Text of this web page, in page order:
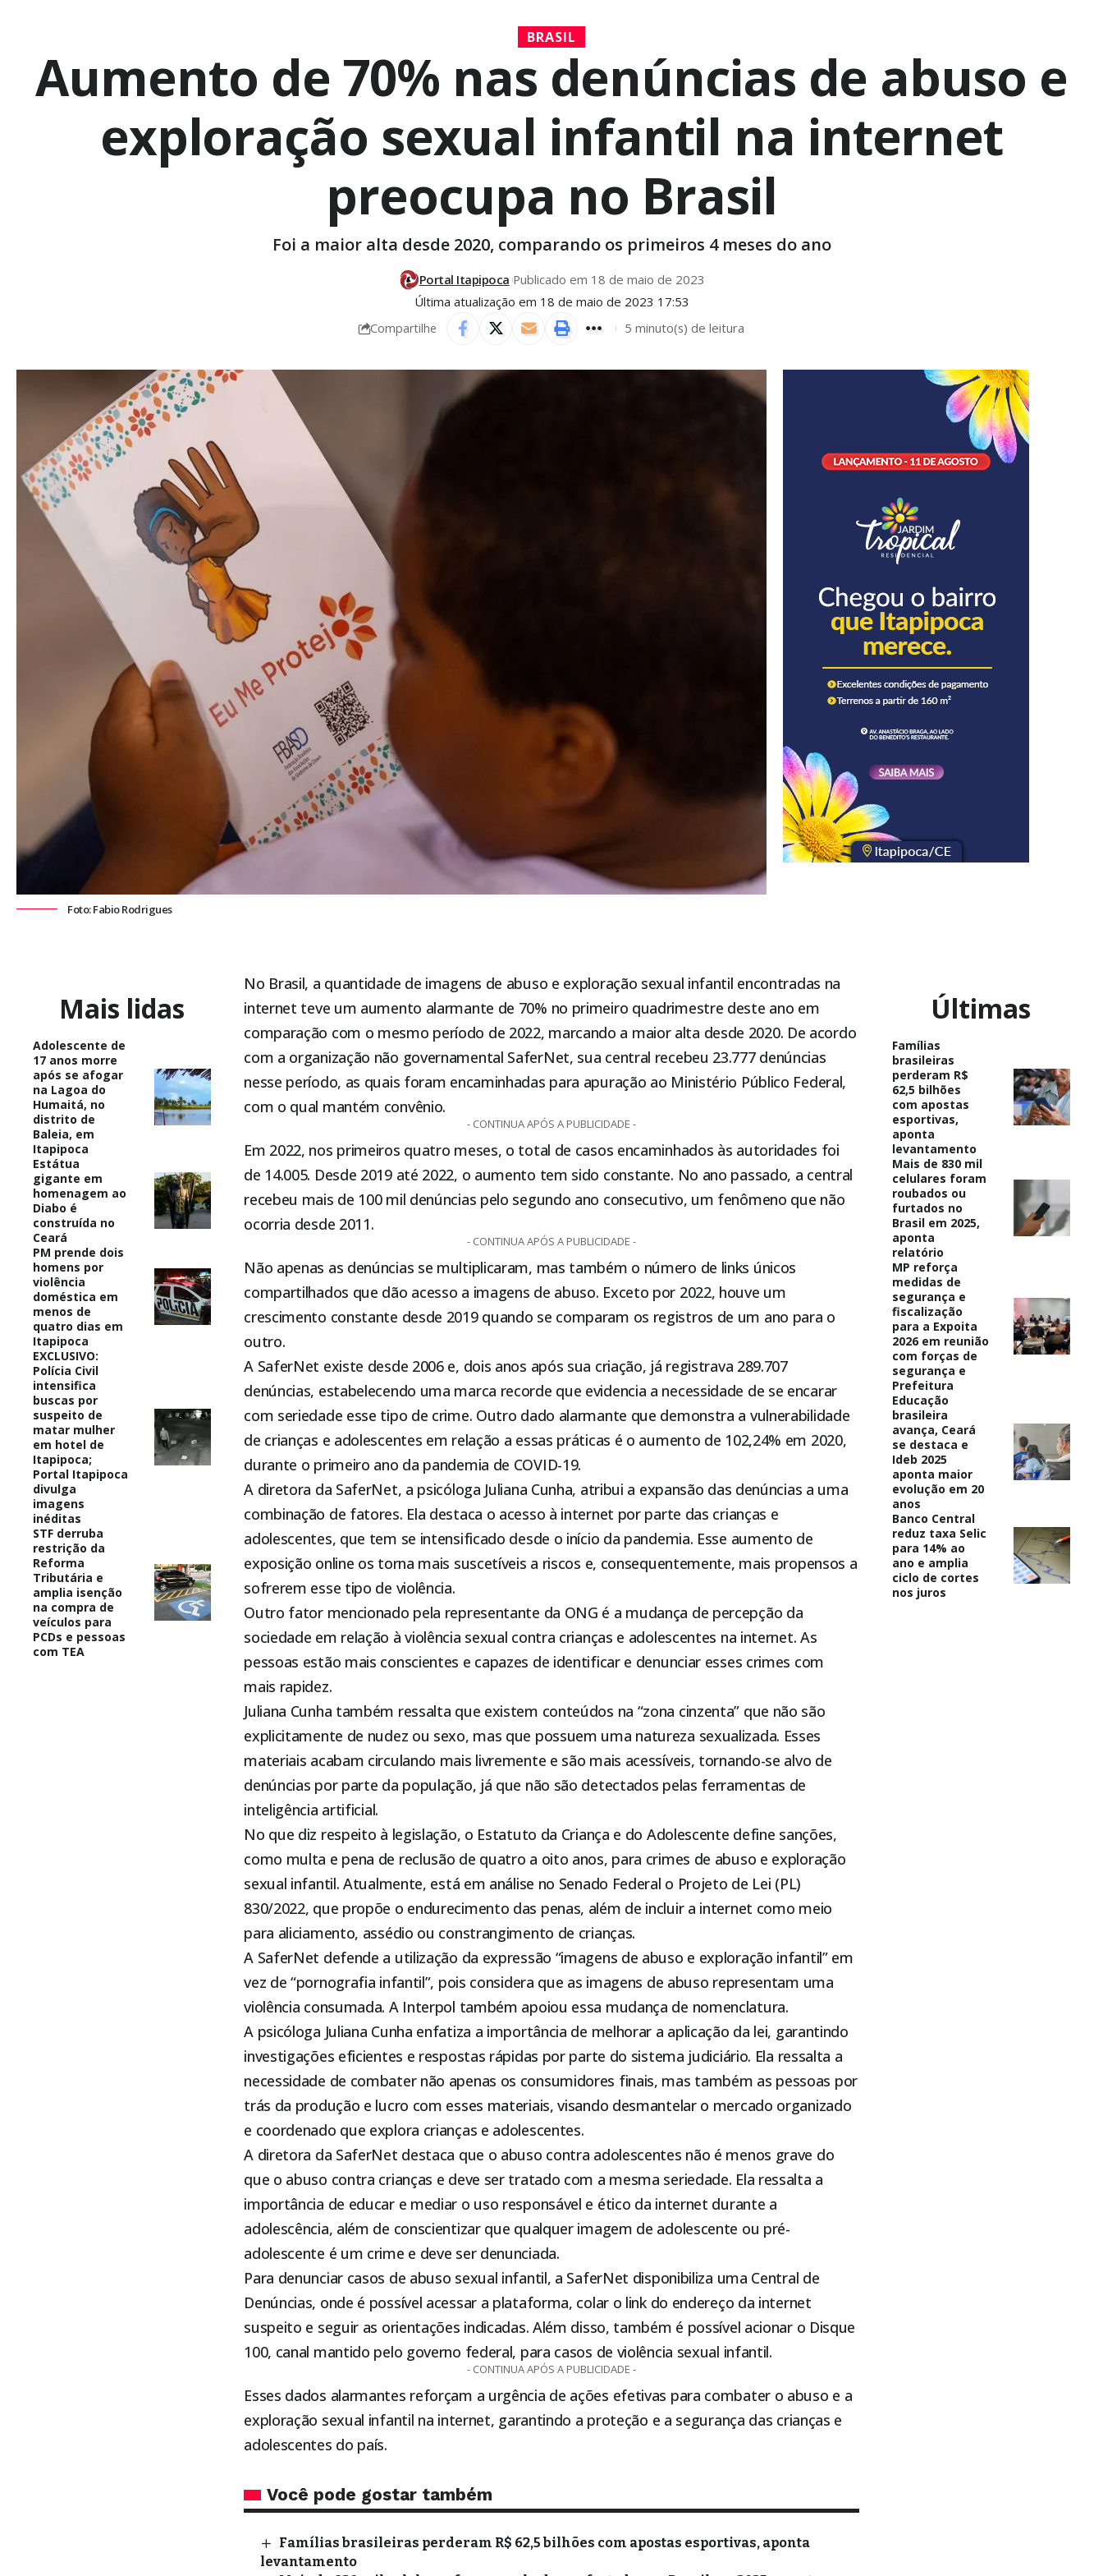
BRASIL
Aumento de 70% nas denúncias de abuso e
exploração sexual infantil na internet
preocupa no Brasil
Foi a maior alta desde 2020, comparando os primeiros 4 meses do ano
Última atualização em 18 de maio de 2023 17:53
Portal Itapipoca Publicado em 18 de maio de 2023
Compartilhe 5 minuto(s) de leitura
Foto: Fabio Rodrigues
Mais lidas
Adolescente de
17 anos morre
após se afogar
na Lagoa do
Humaitá, no
distrito de
Baleia, em
Itapipoca
Estátua
gigante em
homenagem ao
Diabo é
construída no
Ceará
PM prende dois
homens por
violência
doméstica em
menos de
quatro dias em
Itapipoca
EXCLUSIVO:
Polícia Civil
intensifica
buscas por
suspeito de
matar mulher
em hotel de
Itapipoca;
Portal Itapipoca
divulga
imagens
inéditas
STF derruba
restrição da
Reforma
Tributária e
amplia isenção
na compra de
veículos para
PCDs e pessoas
com TEA
No Brasil, a quantidade de imagens de abuso e exploração sexual infantil encontradas na
internet teve um aumento alarmante de 70% no primeiro quadrimestre deste ano em
comparação com o mesmo período de 2022, marcando a maior alta desde 2020. De acordo
com a organização não governamental SaferNet, sua central recebeu 23.777 denúncias
nesse período, as quais foram encaminhadas para apuração ao Ministério Público Federal,
com o qual mantém convênio.
- CONTINUA APÓS A PUBLICIDADE -
Em 2022, nos primeiros quatro meses, o total de casos encaminhados às autoridades foi
de 14.005. Desde 2019 até 2022, o aumento tem sido constante. No ano passado, a central
recebeu mais de 100 mil denúncias pelo segundo ano consecutivo, um fenômeno que não
ocorria desde 2011.
- CONTINUA APÓS A PUBLICIDADE -
Não apenas as denúncias se multiplicaram, mas também o número de links únicos
compartilhados que dão acesso a imagens de abuso. Exceto por 2022, houve um
crescimento constante desde 2019 quando se comparam os registros de um ano para o
outro.
A SaferNet existe desde 2006 e, dois anos após sua criação, já registrava 289.707
denúncias, estabelecendo uma marca recorde que evidencia a necessidade de se encarar
com seriedade esse tipo de crime. Outro dado alarmante que demonstra a vulnerabilidade
de crianças e adolescentes em relação a essas práticas é o aumento de 102,24% em 2020,
durante o primeiro ano da pandemia de COVID-19.
A diretora da SaferNet, a psicóloga Juliana Cunha, atribui a expansão das denúncias a uma
combinação de fatores. Ela destaca o acesso à internet por parte das crianças e
adolescentes, que tem se intensificado desde o início da pandemia. Esse aumento de
exposição online os torna mais suscetíveis a riscos e, consequentemente, mais propensos a
sofrerem esse tipo de violência.
Outro fator mencionado pela representante da ONG é a mudança de percepção da
sociedade em relação à violência sexual contra crianças e adolescentes na internet. As
pessoas estão mais conscientes e capazes de identificar e denunciar esses crimes com
mais rapidez.
Juliana Cunha também ressalta que existem conteúdos na “zona cinzenta” que não são
explicitamente de nudez ou sexo, mas que possuem uma natureza sexualizada. Esses
materiais acabam circulando mais livremente e são mais acessíveis, tornando-se alvo de
denúncias por parte da população, já que não são detectados pelas ferramentas de
inteligência artificial.
No que diz respeito à legislação, o Estatuto da Criança e do Adolescente define sanções,
como multa e pena de reclusão de quatro a oito anos, para crimes de abuso e exploração
sexual infantil. Atualmente, está em análise no Senado Federal o Projeto de Lei (PL)
830/2022, que propõe o endurecimento das penas, além de incluir a internet como meio
para aliciamento, assédio ou constrangimento de crianças.
A SaferNet defende a utilização da expressão “imagens de abuso e exploração infantil” em
vez de “pornografia infantil”, pois considera que as imagens de abuso representam uma
violência consumada. A Interpol também apoiou essa mudança de nomenclatura.
A psicóloga Juliana Cunha enfatiza a importância de melhorar a aplicação da lei, garantindo
investigações eficientes e respostas rápidas por parte do sistema judiciário. Ela ressalta a
necessidade de combater não apenas os consumidores finais, mas também as pessoas por
trás da produção e lucro com esses materiais, visando desmantelar o mercado organizado
e coordenado que explora crianças e adolescentes.
A diretora da SaferNet destaca que o abuso contra adolescentes não é menos grave do
que o abuso contra crianças e deve ser tratado com a mesma seriedade. Ela ressalta a
importância de educar e mediar o uso responsável e ético da internet durante a
adolescência, além de conscientizar que qualquer imagem de adolescente ou pré-
adolescente é um crime e deve ser denunciada.
Para denunciar casos de abuso sexual infantil, a SaferNet disponibiliza uma Central de
Denúncias, onde é possível acessar a plataforma, colar o link do endereço da internet
suspeito e seguir as orientações indicadas. Além disso, também é possível acionar o Disque
100, canal mantido pelo governo federal, para casos de violência sexual infantil.
- CONTINUA APÓS A PUBLICIDADE -
Esses dados alarmantes reforçam a urgência de ações efetivas para combater o abuso e a
exploração sexual infantil na internet, garantindo a proteção e a segurança das crianças e
adolescentes do país.
Você pode gostar também
Famílias brasileiras perderam R$ 62,5 bilhões com apostas esportivas, aponta
levantamento
Últimas
Famílias
brasileiras
perderam R$
62,5 bilhões
com apostas
esportivas,
aponta
levantamento
Mais de 830 mil
celulares foram
roubados ou
furtados no
Brasil em 2025,
aponta
relatório
MP reforça
medidas de
segurança e
fiscalização
para a Expoita
2026 em reunião
com forças de
segurança e
Prefeitura
Educação
brasileira
avança, Ceará
se destaca e
Ideb 2025
aponta maior
evolução em 20
anos
Banco Central
reduz taxa Selic
para 14% ao
ano e amplia
ciclo de cortes
nos juros